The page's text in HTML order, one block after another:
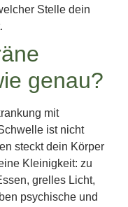
Stelle dein
genau?
mit
ist nicht
steckt dein Körper
Kleinigkeit: zu
grelles Licht,
psychische und